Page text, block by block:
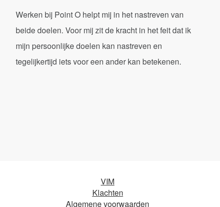
Werken bij Point O helpt mij in het nastreven van
beide doelen. Voor mij zit de kracht in het feit dat ik
mijn persoonlijke doelen kan nastreven en
tegelijkertijd iets voor een ander kan betekenen.
VIM
Klachten
Algemene voorwaarden